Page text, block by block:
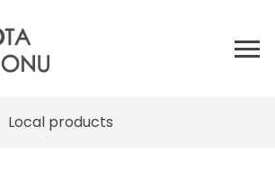
Local products